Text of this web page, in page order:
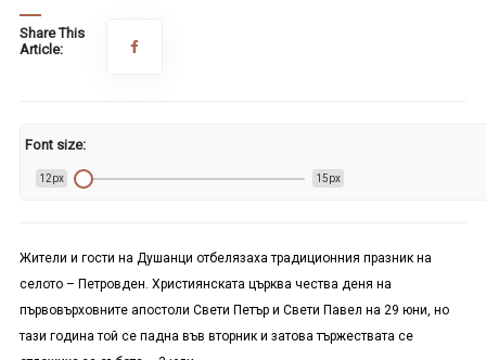
Share This
Article:
Font size:
12px 15px
Жители и гости на Душанци отбелязаха традиционния празник на
селото – Петровден. Християнската църква чества деня на
първовърховните апостоли Свети Петър и Свети Павел на 29 юни, но
тази година той се падна във вторник и затова тържествата се